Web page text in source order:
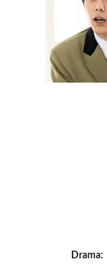
Drama: